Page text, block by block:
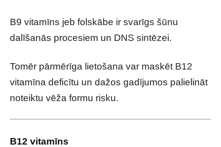
B9 vitamīns jeb folskābe ir svarīgs šūnu
dalīšanās procesiem un DNS sintēzei.
Tomēr pārmērīga lietošana var maskēt B12
vitamīna deficītu un dažos gadījumos palielināt
noteiktu vēža formu risku.
B12 vitamīns